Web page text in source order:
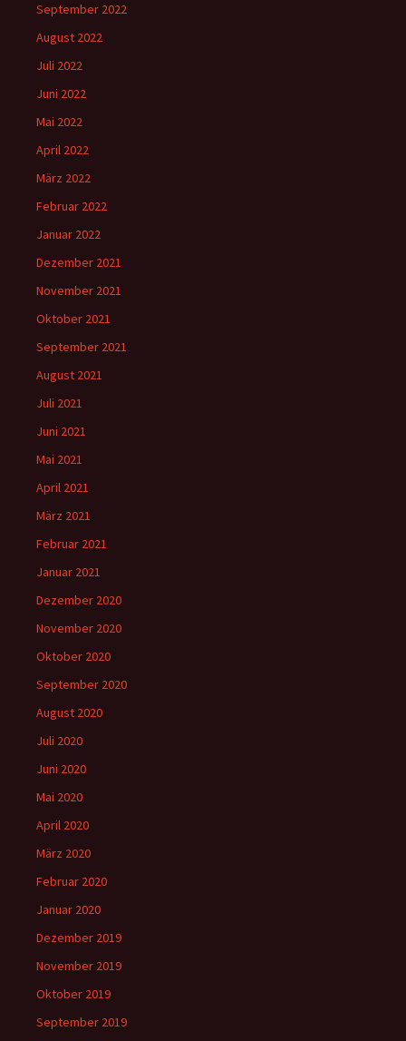
September 2022
August 2022
Juli 2022
Juni 2022
Mai 2022
April 2022
März 2022
Februar 2022
Januar 2022
Dezember 2021
November 2021
Oktober 2021
September 2021
August 2021
Juli 2021
Juni 2021
Mai 2021
April 2021
März 2021
Februar 2021
Januar 2021
Dezember 2020
November 2020
Oktober 2020
September 2020
August 2020
Juli 2020
Juni 2020
Mai 2020
April 2020
März 2020
Februar 2020
Januar 2020
Dezember 2019
November 2019
Oktober 2019
September 2019